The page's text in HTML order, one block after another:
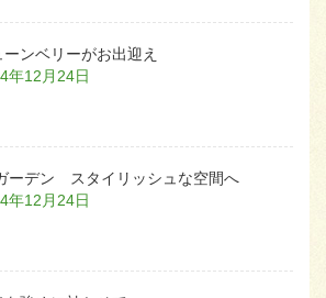
ーンベリーがお出迎え
年12月24日
ーデン スタイリッシュな空間へ
年12月24日